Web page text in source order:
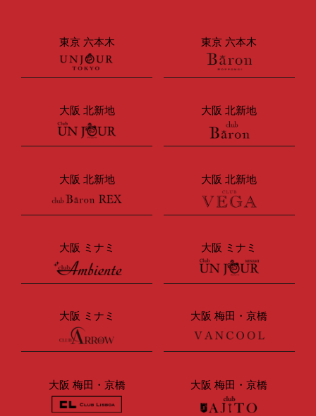
東京 六本木 東京 六本木
大阪 北新地 大阪 北新地
大阪 北新地 大阪 北新地
大阪 ミナミ 大阪 ミナミ
大阪 ミナミ 大阪 梅田・京橋
大阪 梅田・京橋 大阪 梅田・京橋